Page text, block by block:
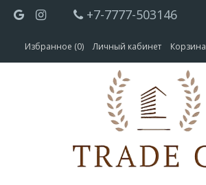
+7-7777-503146
Избранное (0) Личный кабинет Корзина